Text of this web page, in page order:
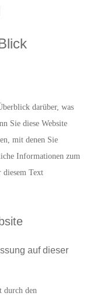
darüber, was
Sie diese Website
mit denen Sie
Informationen zum
diesem Text
auf dieser
durch den